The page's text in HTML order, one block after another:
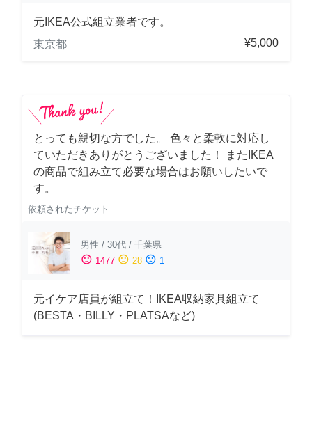
元IKEA公式組立業者です。
東京都
¥5,000
とっても親切な方でした。 色々と柔軟に対応し
ていただきありがとうございました！ またIKEA
の商品で組み立て必要な場合はお願いしたいで
す。
依頼されたチケット
男性 / 30代 / 千葉県
sentiment_satisfied 1477 sentiment_neutral 28 sentiment_dissatisfied 1
元イケア店員が組立て！IKEA収納家具組立て
(BESTA・BILLY・PLATSAなど)